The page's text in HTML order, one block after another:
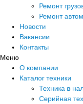
Ремонт
Ремонт
Новости
Вакансии
Контакты
Меню
О компании
Каталог техники
Техника в
Серийная